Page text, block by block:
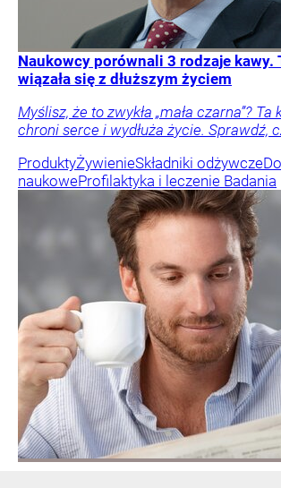
Naukowcy porównali 3 rodzaje kawy.
wiązała się z dłuższym życiem
Myślisz, że to zwykła „mała czarna”?
chroni serce i wydłuża życie. Sprawdź,
ProduktyŻywienieSkładniki odżywcze
naukoweProfilaktyka i leczenie Badania